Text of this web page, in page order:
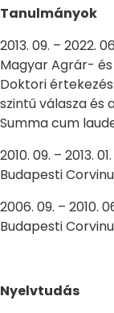
Tanulmányok
2013. 09. – 2022.
Magyar Agrár-
Doktori
szintű válasza
Summa cum
2010. 09. – 2013. 01.
Budapesti
2006. 09. – 2010.
Budapesti
Nyelvtudás